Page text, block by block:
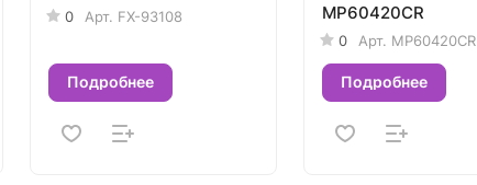
0 Арт. FX-93108
Подробнее
MP60420CR
0 Арт. MP60420CR
Подробнее